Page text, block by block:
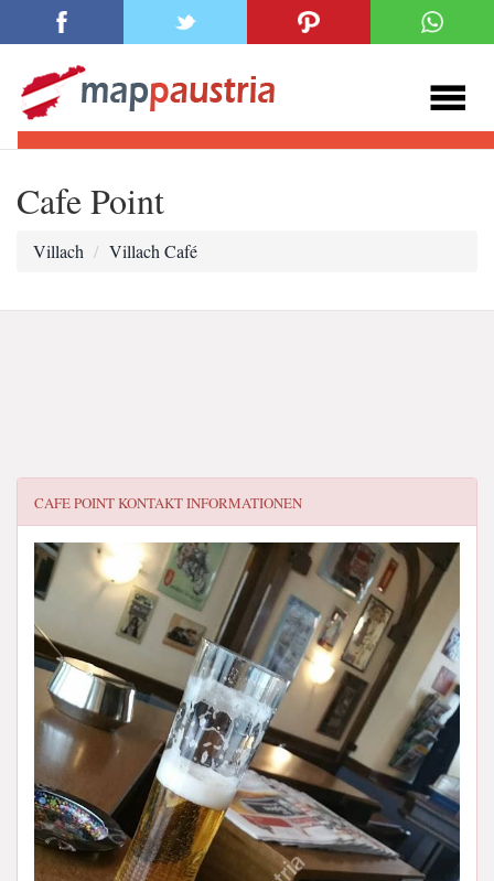
Cafe Point
Villach Villach Café
CAFE POINTKONTAKT INFORMATIONEN